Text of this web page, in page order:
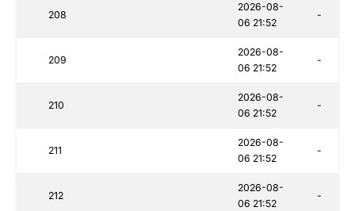
208
2026-08-
06 21:52
-
209
2026-08-
06 21:52
-
210
2026-08-
06 21:52
-
211
2026-08-
06 21:52
-
212
2026-08-
06 21:52
-